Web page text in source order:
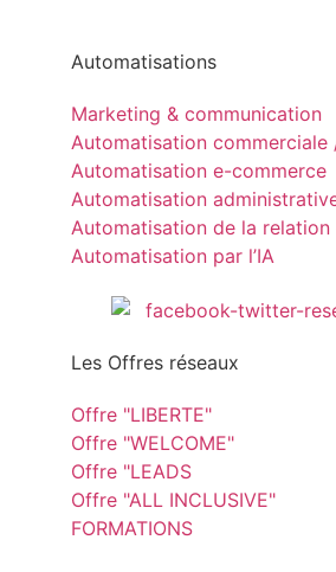
Automatisations
Marketing & communication
Automatisation commerciale
Automatisation e-commerce
Automatisation
Automatisation de la relation
Automatisation par l’IA
Les Offres réseaux
Offre "LIBERTE"
Offre "WELCOME"
Offre "LEADS
Offre "ALL INCLUSIVE"
FORMATIONS